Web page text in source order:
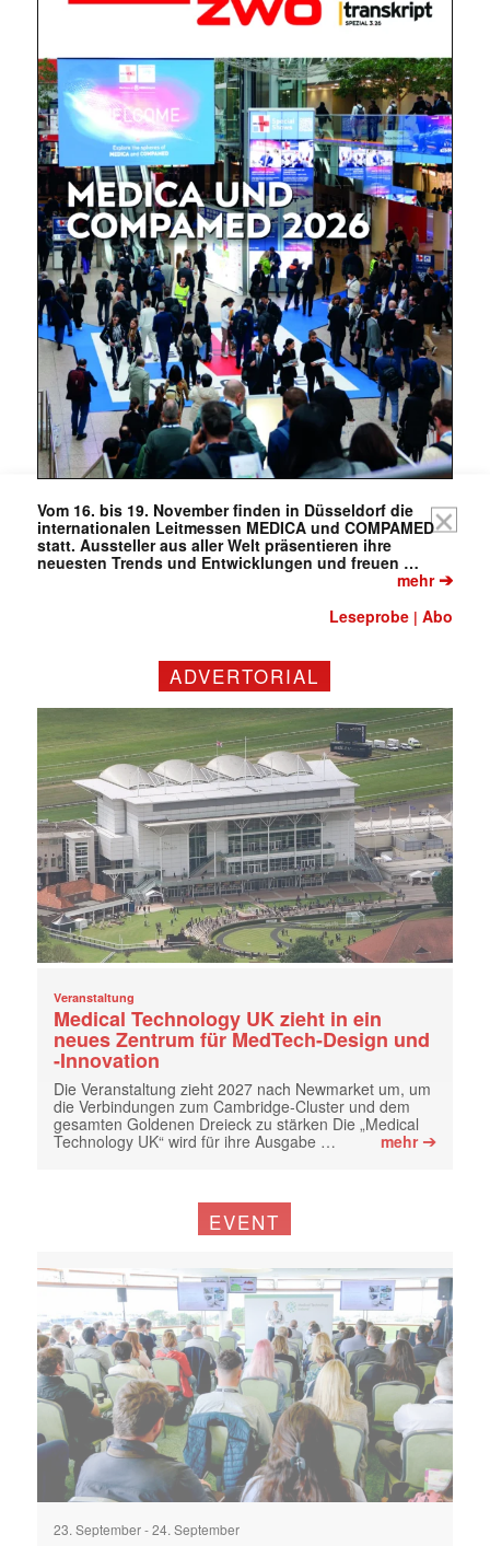
Mit dem |transkript-Newsletter
jede Woche aktuell informiert.
E-
Mail
(erforderlich)
Vom 16. bis 19. November finden in Düsseldorf die
internationalen Leitmessen MEDICA und COMPAMED
statt. Aussteller aus aller Welt präsentieren ihre
neuesten Trends und Entwicklungen und freuen …
mehr➔
Leseprobe |Abo
ADVERTORIAL
Veranstaltung
Medical Technology UK zieht in ein
neues Zentrum für MedTech-Design und
-Innovation
Die Veranstaltung zieht 2027 nach Newmarket um, um
die Verbindungen zum Cambridge-Cluster und dem
gesamten Goldenen Dreieck zu stärken Die „Medical
Technology UK“ wird für ihre Ausgabe …
mehr➔
EVENT
23. September-24. September